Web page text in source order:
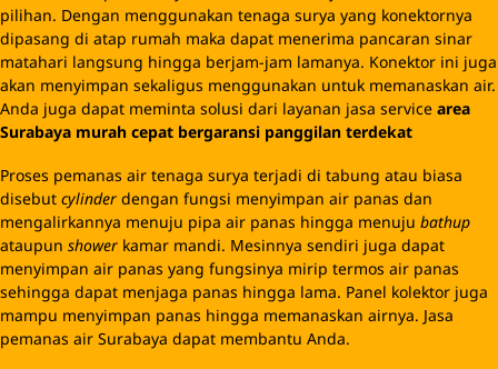
pilihan. Dengan menggunakan tenaga surya yang konektornya
dipasang di atap rumah maka dapat menerima pancaran sinar
matahari langsung hingga berjam-jam lamanya. Konektor ini juga
akan menyimpan sekaligus menggunakan untuk memanaskan air.
Anda juga dapat meminta solusi dari layanan jasa service area
Surabaya murah cepat bergaransi panggilan terdekat
Proses pemanas air tenaga surya terjadi di tabung atau biasa
disebut cylinder dengan fungsi menyimpan air panas dan
mengalirkannya menuju pipa air panas hingga menuju bathup
ataupun shower kamar mandi. Mesinnya sendiri juga dapat
menyimpan air panas yang fungsinya mirip termos air panas
sehingga dapat menjaga panas hingga lama. Panel kolektor juga
mampu menyimpan panas hingga memanaskan airnya. Jasa
pemanas air Surabaya dapat membantu Anda.